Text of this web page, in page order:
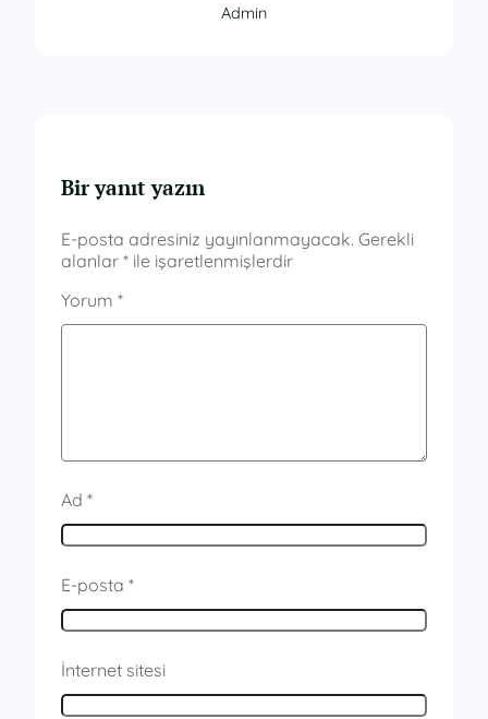
Admin
Bir yanıt yazın
E-posta adresiniz yayınlanmayacak. Gerekli
alanlar * ile işaretlenmişlerdir
Yorum *
Ad *
E-posta *
İnternet sitesi